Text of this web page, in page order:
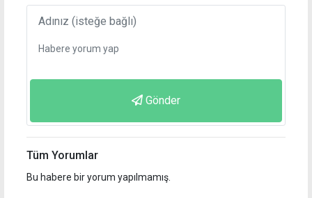
Gönder
Tüm Yorumlar
Bu habere bir yorum yapılmamış.